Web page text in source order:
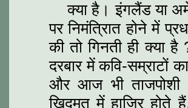
क्या है। इंगलैंड या
पर निमंत्रिात होने में
की तो गिनती ही क्या
दरबार में कवि-सम्राटों
और आज भी ताजपोशी
खिदमत में हाजिर